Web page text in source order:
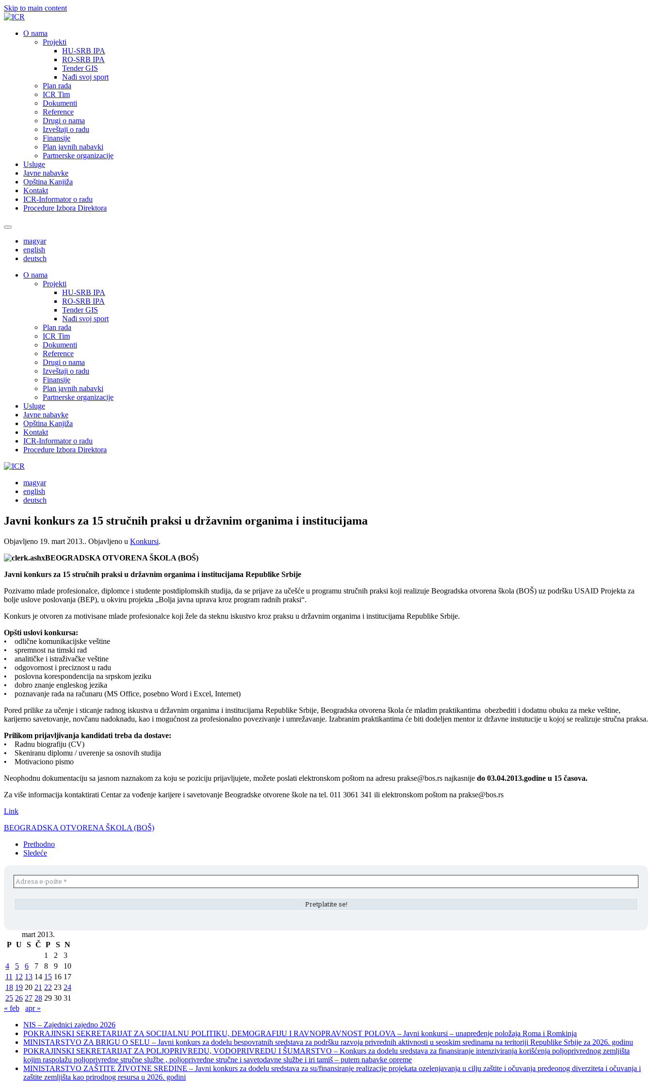
Skip to main content
О nama
Projekti
HU-SRB IPA
RO-SRB IPA
Tender GIS
Nađi svoj sport
Plan rada
ICR Tim
Dokumenti
Reference
Drugi o nama
Izveštaji o radu
Finansije
Plan javnih nabavki
Partnerske organizacije
Usluge
Javne nabavke
Opština Kanjiža
Kontakt
ICR-Informator o radu
Procedure Izbora Direktora
magyar
english
deutsch
О nama
Projekti
HU-SRB IPA
RO-SRB IPA
Tender GIS
Nađi svoj sport
Plan rada
ICR Tim
Dokumenti
Reference
Drugi o nama
Izveštaji o radu
Finansije
Plan javnih nabavki
Partnerske organizacije
Usluge
Javne nabavke
Opština Kanjiža
Kontakt
ICR-Informator o radu
Procedure Izbora Direktora
magyar
english
deutsch
Javni konkurs za 15 stručnih praksi u državnim organima i institucijama
Objavljeno 19. mart 2013.. Objavljeno u Konkursi.
BEOGRADSKA OTVORENA ŠKOLA (BOŠ)
Javni konkurs za 15 stručnih praksi u državnim organima i institucijama Republike Srbije
Pozivamo mlade profesionalce, diplomce i studente postdiplomskih studija, da se prijave za učešće u programu stručnih praksi koji realizuje Beogradska otvorena škola (BOŠ) uz podršku USAID Projekta za
bolje uslove poslovanja (BEP), u okviru projekta „Bolja javna uprava kroz program radnih praksi“.
Konkurs je otvoren za motivisane mlade profesionalce koji žele da steknu iskustvo kroz praksu u državnim organima i institucijama Republike Srbije.
Opšti uslovi konkursa:
• odlične komunikacijske veštine
• spremnost na timski rad
• analitičke i istraživačke veštine
• odgovornost i preciznost u radu
• poslovna korespondencija na srpskom jeziku
• dobro znanje engleskog jezika
• poznavanje rada na računaru (MS Office, posebno Word i Excel, Internet)
Pored prilike za učenje i sticanje radnog iskustva u državnim organima i institucijama Republike Srbije, Beogradska otvorena škola će mladim praktikantima obezbediti i dodatnu obuku za meke veštine,
karijerno savetovanje, novčanu nadoknadu, kao i mogućnost za profesionalno povezivanje i umrežavanje. Izabranim praktikantima će biti dodeljen mentor iz državne instutucije u kojoj se realizuje stručna praksa.
Prilikom prijavljivanja kandidati treba da dostave:
• Radnu biografiju (CV)
• Skeniranu diplomu / uverenje sa osnovih studija
• Motivaciono pismo
Neophodnu dokumentaciju sa jasnom naznakom za koju se poziciju prijavljujete, možete poslati elektronskom poštom na adresu prakse@bos.rs najkasnije do 03.04.2013.godine u 15 časova.
Za više informacija kontaktirati Centar za vođenje karijere i savetovanje Beogradske otvorene škole na tel. 011 3061 341 ili elektronskom poštom na prakse@bos.rs
Link
BEOGRADSKA OTVORENA ŠKOLA (BOŠ)
Prethodno
Sledeće
mart 2013.
P U S Č P S N
1
2
3
4
5 6 7 8 9
10
11 12 13 14 15 16 17
18 19 20 21 22 23 24
25 26 27 28 29 30 31
« feb
apr »
NIS – Zajednici zajedno 2026
POKRAJINSKI SEKRETARIJAT ZA SOCIJALNU POLITIKU, DEMOGRAFIJU I RAVNOPRAVNOST POLOVA – Javni konkursi – unapređenje položaja Roma i Romkinja
MINISTARSTVO ZA BRIGU O SELU – Javni konkurs za dodelu bespovratnih sredstava za podršku razvoja privrednih aktivnosti u seoskim sredinama na teritoriji Republike Srbije za 2026. godinu
POKRAJINSKI SEKRETARIJAT ZA POLJOPRIVREDU, VODOPRIVREDU I ŠUMARSTVO – Konkurs za dodelu sredstava za finansiranje intenziviranja korišćenja poljoprivrednog zemljišta
kojim raspolažu poljoprivredne stručne službe , poljoprivredne stručne i savetodavne službe i iri tamiš ‒ putem nabavke opreme
MINISTARSTVO ZAŠTITE ŽIVOTNE SREDINE – Javni konkurs za dodelu sredstava za su/finansiranje realizacije projekata ozelenjavanja u cilju zaštite i očuvanja predeonog diverziteta i očuvanja i
zaštite zemljišta kao prirodnog resursa u 2026. godini